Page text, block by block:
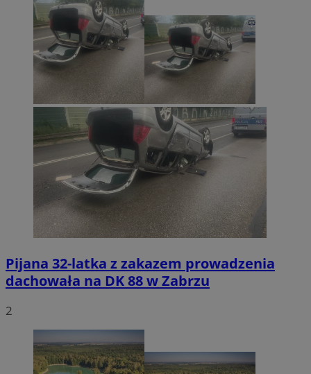
Pijana 32-latka z zakazem prowadzenia
dachowała na DK 88 w Zabrzu
2